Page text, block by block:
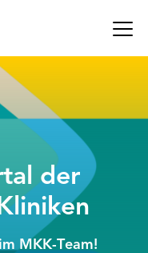
der
MKK-Team!